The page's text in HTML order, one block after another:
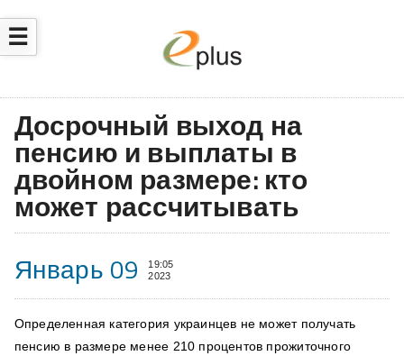
☰
Досрочный выход на
пенсию и выплаты в
двойном размере: кто
может рассчитывать
Январь 09
19:05
2023
Определенная категория украинцев не может получать
пенсию в размере менее 210 процентов прожиточного